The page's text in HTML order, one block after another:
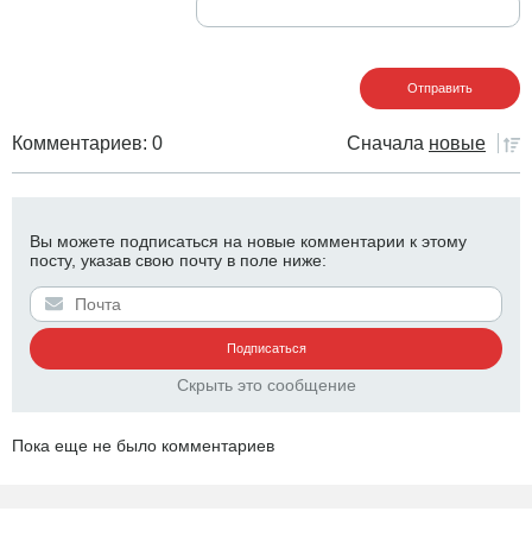
Комментариев: 0 Сначала новые
Вы можете подписаться на новые комментарии к этому
посту, указав свою почту в поле ниже:
Скрыть это сообщение
Пока еще не было комментариев